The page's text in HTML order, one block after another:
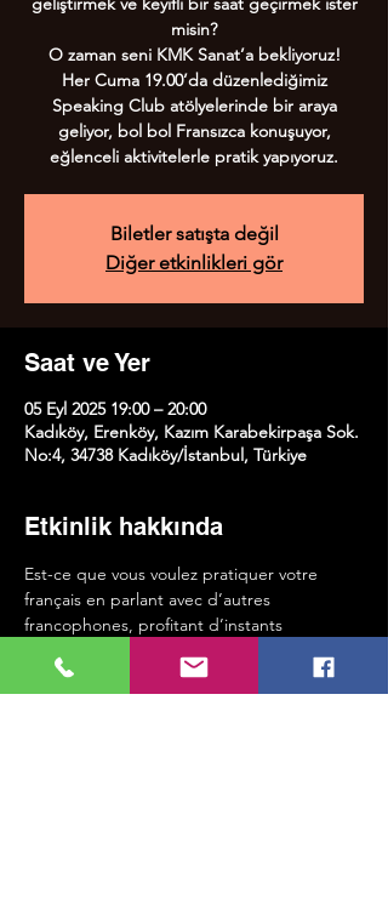
misin?
O zaman seni KMK Sanat’a bekliyoruz!
Her Cuma 19.00’da düzenlediğimiz
Speaking Club atölyelerinde bir araya
geliyor, bol bol Fransızca konuşuyor,
eğlenceli aktivitelerle pratik yapıyoruz.
Biletler satışta değil
Diğer etkinlikleri gör
Saat ve Yer
05 Eyl 2025 19:00 – 20:00
Kadıköy, Erenköy, Kazım Karabekirpaşa Sok.
No:4, 34738 Kadıköy/İstanbul, Türkiye
Etkinlik hakkında
Est-ce que vous voulez pratiquer votre
français en parlant avec d’autres
francophones, profitant d’instants
KMK Sanat !
On se voit chaque vendredi a 7:00 PM dans